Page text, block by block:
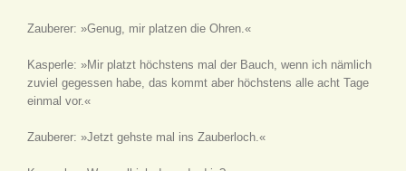
Zauberer: »Genug, mir platzen die Ohren.«
Kasperle: »Mir platzt höchstens mal der Bauch, wenn ich nämlich
zuviel gegessen habe, das kommt aber höchstens alle acht Tage
einmal vor.«
Zauberer: »Jetzt gehste mal ins Zauberloch.«